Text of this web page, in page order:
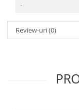
-
Review-uri(0)